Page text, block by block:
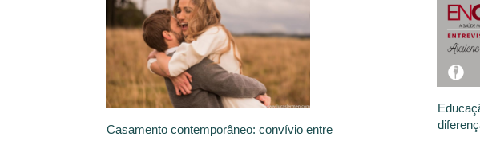
Casamento contemporâneo: convívio entre